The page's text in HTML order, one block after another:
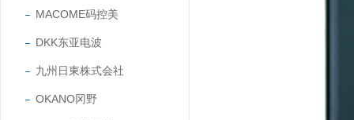
MACOME码控美
DKK东亚电波
九州日東株式会社
OKANO冈野